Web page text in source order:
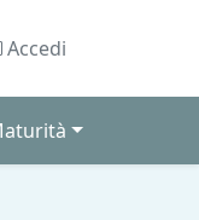
Accedi